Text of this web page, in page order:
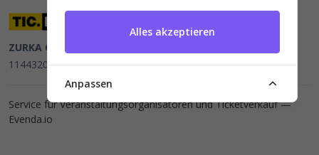
ZURKA CE BITI DOO
114432064, MB 22023195,mail@tic.rs, +381 63 173 3142
Service für Veranstaltungsorganisatoren und Ticketverkauf —
Evenda.io
Alles akzeptieren
Anpassen